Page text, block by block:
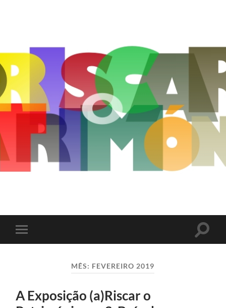
Toggle
mobile
Toggle
MÊS: FEVEREIRO 2019
A Exposição (a)Riscar o